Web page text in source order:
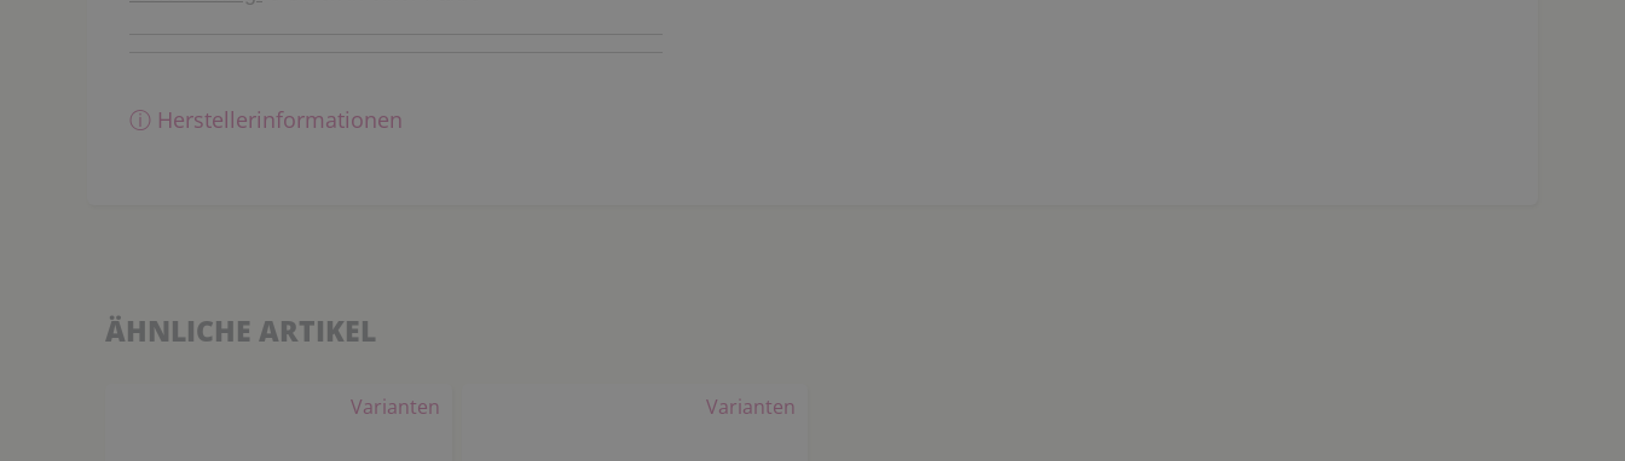
ⓘ Herstellerinformationen
ÄHNLICHE ARTIKEL
Varianten Varianten